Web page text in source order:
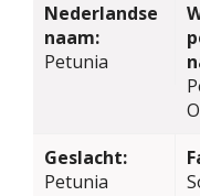
Nederlandse
naam:
Petunia
Geslacht:
Petunia